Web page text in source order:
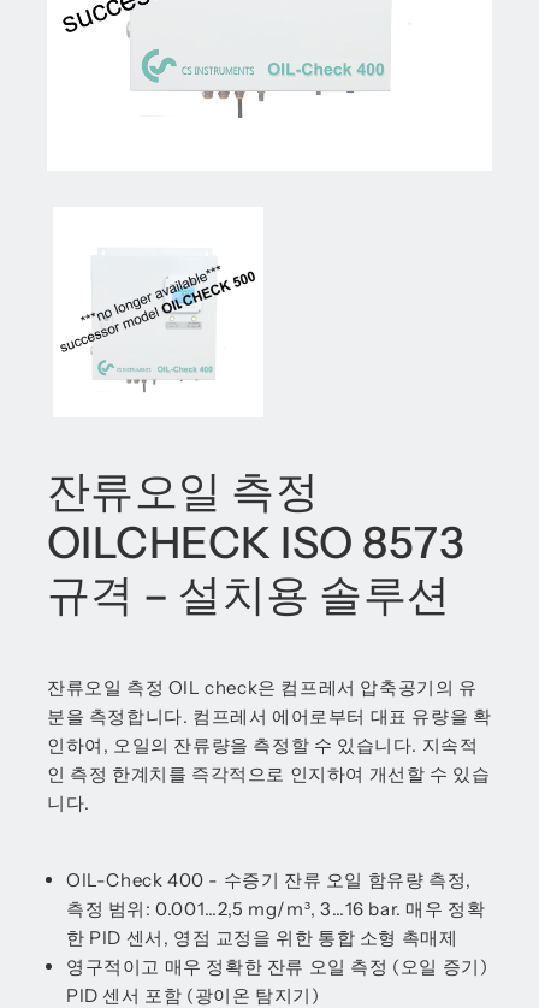
잔류오일 측정
OILCHECK ISO 8573
규격 – 설치용 솔루션
잔류오일 측정 OIL check은 컴프레서 압축공기의 유
분을 측정합니다. 컴프레서 에어로부터 대표 유량을 확
인하여, 오일의 잔류량을 측정할 수 있습니다. 지속적
인 측정 한계치를 즉각적으로 인지하여 개선할 수 있습
니다.
OIL-Check 400 - 수증기 잔류 오일 함유량 측정,
측정 범위: 0.001…2,5 mg/m³, 3…16 bar. 매우 정확
한 PID 센서, 영점 교정을 위한 통합 소형 촉매제
영구적이고 매우 정확한 잔류 오일 측정 (오일 증기)
PID 센서 포함 (광이온 탐지기)